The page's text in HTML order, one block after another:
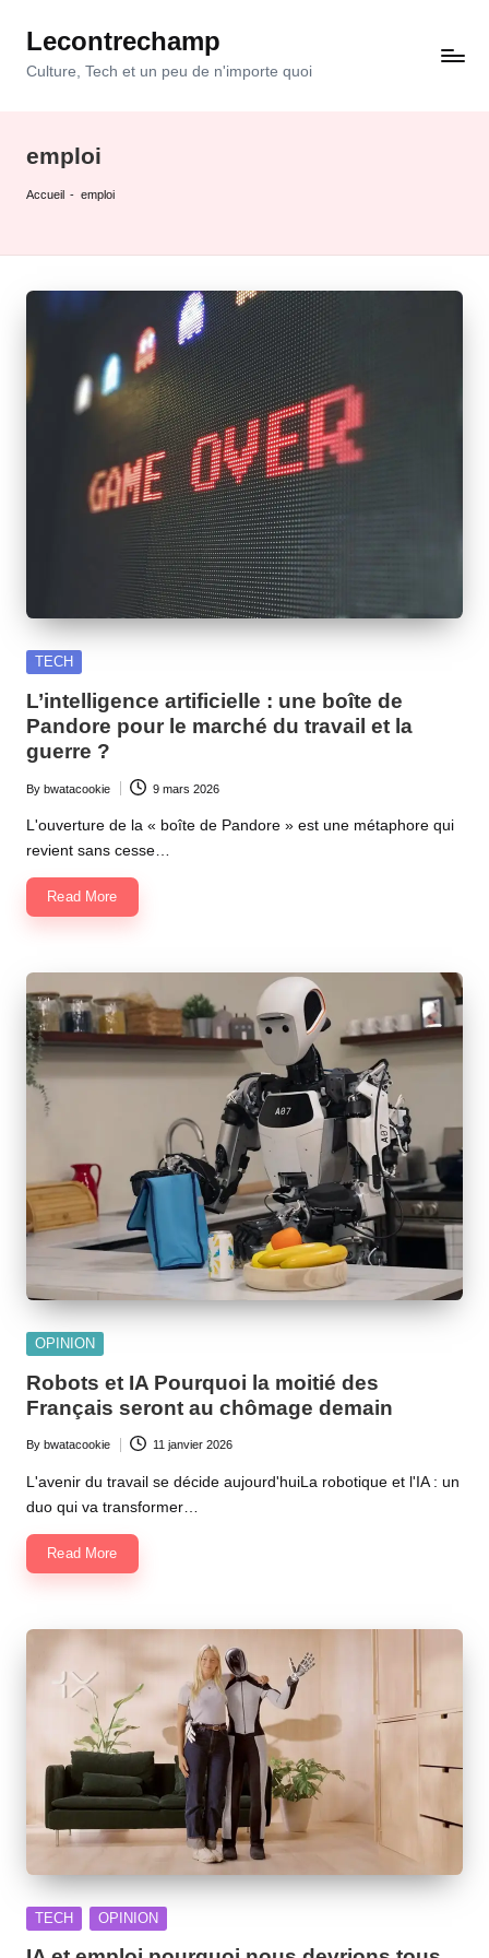
SkipLecontrechamp
Culture, Tech et un peu de n'importe quoi
emploi
Accueil - emploi
Posted
TECH
L’intelligence artificielle : une boîte de
Pandore pour le marché du travail et la
guerre ?
Posted
by
By bwatacookie 9 mars 2026
L'ouverture de la « boîte de Pandore » est une métaphore qui
revient sans cesse…
Read More
Posted
OPINION
Robots et IA Pourquoi la moitié des
Français seront au chômage demain
Posted
by
By bwatacookie 11 janvier 2026
L'avenir du travail se décide aujourd'huiLa robotique et l'IA : un
duo qui va transformer…
Read More
Posted
TECH OPINION